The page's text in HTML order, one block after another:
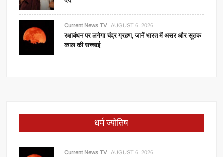
Current News TV AUGUST 6, 2026
रक्षाबंधन पर लगेगा चंद्र ग्रहण, जानें भारत में असर और सूतक
काल की सच्चाई
धर्म ज्योतिष
Current News TV AUGUST 6, 2026